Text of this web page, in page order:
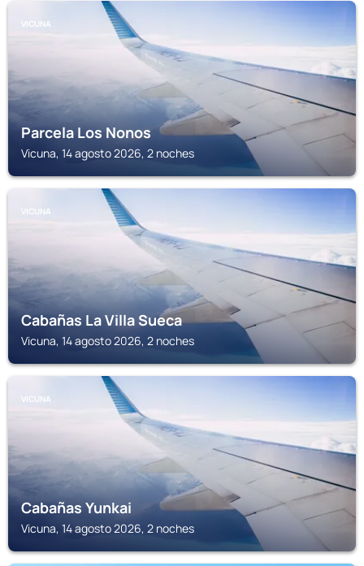
VICUNA
Parcela Los Nonos
Vicuna, 14 agosto 2026, 2 noches
VICUNA
Cabañas La Villa Sueca
Vicuna, 14 agosto 2026, 2 noches
VICUNA
Cabañas Yunkai
Vicuna, 14 agosto 2026, 2 noches